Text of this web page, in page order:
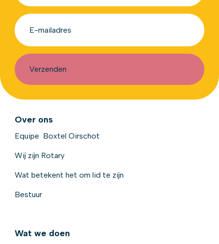
Over ons
Equipe Boxtel Oirschot
Wij zijn Rotary
Wat betekent het om lid te zijn
Bestuur
Wat we doen
Verzenden